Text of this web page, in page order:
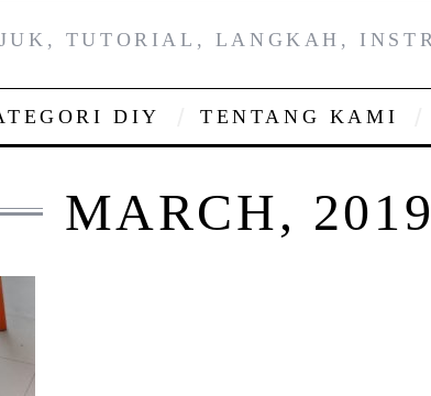
TUTORIAL, LANGKAH,
DIY TENTANG KAMI
MARCH, 2019